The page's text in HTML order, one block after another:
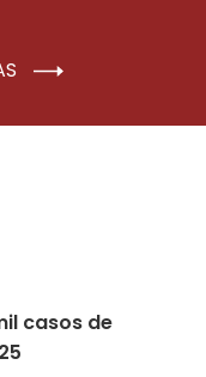
casos de